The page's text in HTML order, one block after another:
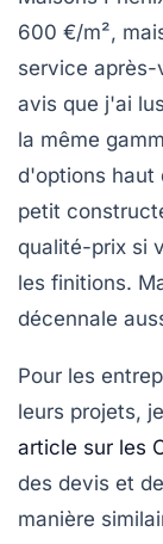
600 €/m²,
service après-
avis que j'ai
la même
d'options haut
petit
qualité-prix si
les finitions.
décennale
Pour les
leurs projets,
article sur les
des devis et
manière